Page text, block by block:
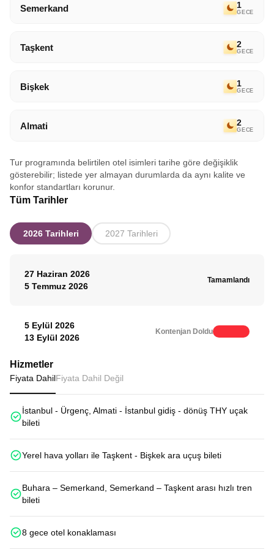
Semerkand 1
GECE
Taşkent 2
GECE
Bişkek 1
GECE
Almati 2
GECE
Tur programında belirtilen otel isimleri tarihe göre değişiklik
gösterebilir; listede yer almayan durumlarda da aynı kalite ve
konfor standartları korunur.
Tüm Tarihler
2026 Tarihleri 2027 Tarihleri
27 Haziran 2026
5 Temmuz 2026
Tamamlandı
5 Eylül 2026
13 Eylül 2026
Kontenjan Doldu
Hizmetler
Fiyata DahilFiyata Dahil Değil
İstanbul - Ürgenç, Almati - İstanbul gidiş - dönüş THY uçak
bileti
Yerel hava yolları ile Taşkent - Bişkek ara uçuş bileti
Buhara – Semerkand, Semerkand – Taşkent arası hızlı tren
bileti
8 gece otel konaklaması